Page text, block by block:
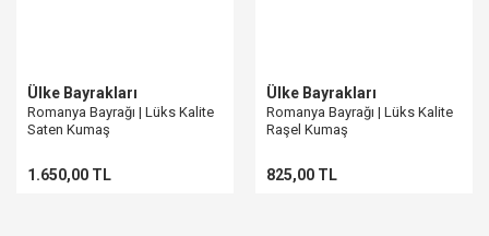
Ülke Bayrakları
Romanya Bayrağı | Lüks Kalite
Saten Kumaş
1.650,00 TL
Ülke Bayrakları
Romanya Bayrağı | Lüks Kalite
Raşel Kumaş
825,00 TL